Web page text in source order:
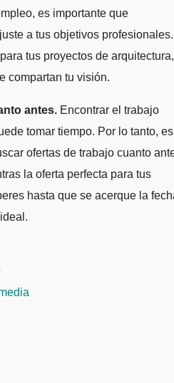
es importante que
a tus objetivos profesionales.
tus proyectos de arquitectura,
compartan tu visión.
antes. Encontrar el trabajo
tomar tiempo. Por lo tanto, es
ofertas de trabajo cuanto
la oferta perfecta para tus
hasta que se acerque la